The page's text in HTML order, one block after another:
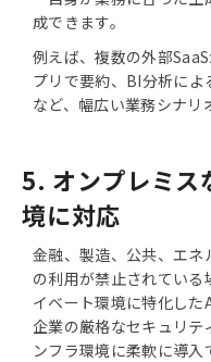
成できます。
例えば、複数の外部
プリで要約、BI分析に
など、幅広い業務シナリ
5. オンプレミス
境に対応
金融、製造、公共、エネ
の利用が禁止されている
イベート環境に特化した
企業の厳格なセキュリ
ンフラ環境に柔軟に導入